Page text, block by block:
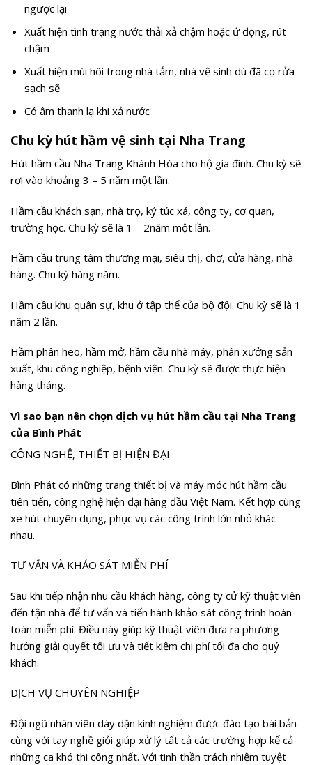
ngược lại
Xuất hiện tình trạng nước thải xả chậm hoặc ứ đọng, rút
chậm
Xuất hiện mùi hôi trong nhà tắm, nhà vệ sinh dù đã cọ rửa
sạch sẽ
Có âm thanh lạ khi xả nước
Chu kỳ hút hầm vệ sinh tại Nha Trang
Hút hầm cầu Nha Trang Khánh Hòa cho hộ gia đình. Chu kỳ sẽ
rơi vào khoảng 3 – 5 năm một lần.
Hầm cầu khách sạn, nhà trọ, ký túc xá, công ty, cơ quan,
trường học. Chu kỳ sẽ là 1 – 2năm một lần.
Hầm cầu trung tâm thương mại, siêu thị, chợ, cửa hàng, nhà
hàng. Chu kỳ hàng năm.
Hầm cầu khu quân sự, khu ở tập thể của bộ đội. Chu kỳ sẽ là 1
năm 2 lần.
Hầm phân heo, hầm mở, hầm cầu nhà máy, phân xưởng sản
xuất, khu công nghiệp, bệnh viện. Chu kỳ sẽ được thực hiện
hàng tháng.
Vì sao bạn nên chọn dịch vụ hút hầm cầu tại Nha Trang
của Bình Phát
CÔNG NGHỆ, THIẾT BỊ HIỆN ĐẠI
Bình Phát có những trang thiết bị và máy móc hút hầm cầu
tiên tiến, công nghệ hiện đại hàng đầu Việt Nam. Kết hợp cùng
xe hút chuyên dụng, phục vụ các công trình lớn nhỏ khác
nhau.
TƯ VẤN VÀ KHẢO SÁT MIỄN PHÍ
Sau khi tiếp nhận nhu cầu khách hàng, công ty cử kỹ thuật viên
đến tận nhà để tư vấn và tiến hành khảo sát công trình hoàn
toàn miễn phí. Điều này giúp kỹ thuật viên đưa ra phương
hướng giải quyết tối ưu và tiết kiệm chi phí tối đa cho quý
khách.
DỊCH VỤ CHUYÊN NGHIỆP
Đội ngũ nhân viên dày dặn kinh nghiệm được đào tạo bài bản
cùng với tay nghề giỏi giúp xử lý tất cả các trường hợp kể cả
những ca khó thi công nhất. Với tinh thần trách nhiệm tuyệt